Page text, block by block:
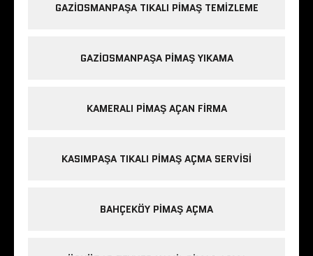
GAZIOSMANPAŞA TIKALI PIMAŞ TEMIZLEME
GAZIOSMANPAŞA PIMAŞ YIKAMA
KAMERALI PIMAŞ AÇAN FIRMA
KASIMPAŞA TIKALI PIMAŞ AÇMA SERVISI
BAHÇEKÖY PIMAŞ AÇMA